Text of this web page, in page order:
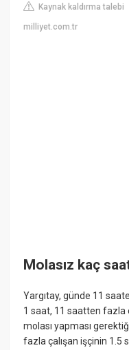
Kaynak kaldırma talebi
milliyet.com.tr
Molasız kaç saat
Yargıtay, günde 11
1 saat, 11 saatten fazla
molası yapması
fazla çalışan işçinin 1.5